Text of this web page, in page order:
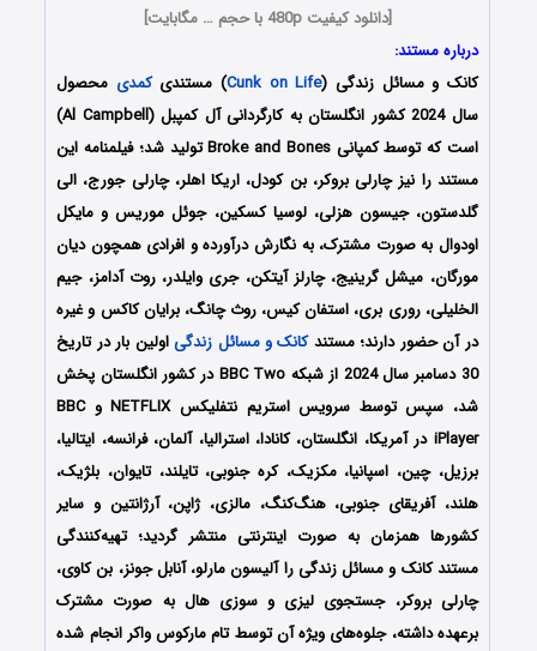
[دانلود کیفیت 480p با حجم … مگابایت
]
درباره مستند:
کانک و مسائل زندگی (Cunk on Life) مستندیکمدی محصول
سال 2024 کشور انگلستان به کارگردانی آل کمپبل (Al Campbell)
است که توسط کمپانی Broke and Bones تولید شد؛ فیلمنامه این
مستند را نیز چارلی بروکر، بن کودل، اریکا اهلر، چارلی جورج، الی
گلدستون، جیسون هزلی، لوسیا کسکین، جوئل موریس و مایکل
اودوال به صورت مشترک، به نگارش درآورده و افرادی همچون دیان
مورگان، میشل گرینیج، چارلز آیتکن، جری وایلدر، روت آدامز، جیم
الخلیلی، روری بری، استفان کیس، روث چانگ، برایان کاکس و غیره
در آن حضور دارند؛ مستندکانک و مسائل زندگیاولین بار در تاریخ
30 دسامبر سال 2024 از شبکه BBC Two در کشور انگلستان پخش
شد، سپس توسط سرویس استریم نتفلیکس NETFLIX و BBC
iPlayer در آمریکا، انگلستان، کانادا، استرالیا، آلمان، فرانسه، ایتالیا،
برزیل، چین، اسپانیا، مکزیک، کره جنوبی، تایلند، تایوان، بلژیک،
هلند، آفریقای جنوبی، هنگ‌کنگ، مالزی، ژاپن، آرژانتین و سایر
کشورها همزمان به صورت اینترنتی منتشر گردید؛ تهیه‌کنندگی
مستند کانک و مسائل زندگی را آلیسون مارلو، آنابل جونز، بن کاوی،
چارلی بروکر، جستجوی لیزی و سوزی هال به صورت مشترک
برعهده داشته، جلوه‌های ویژه آن توسط تام مارکوس واکر انجام شده